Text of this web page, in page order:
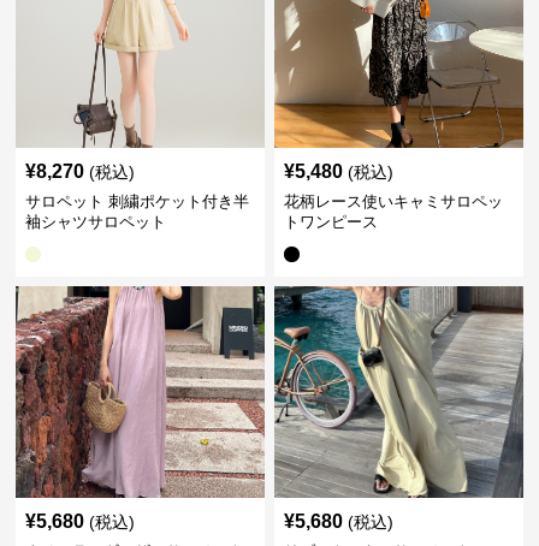
¥8,270 (税込)
サロペット 刺繍ポケット付き半
袖シャツサロペット
¥5,480 (税込)
花柄レース使いキャミサロペッ
トワンピース
¥5,680 (税込) ¥5,680 (税込)